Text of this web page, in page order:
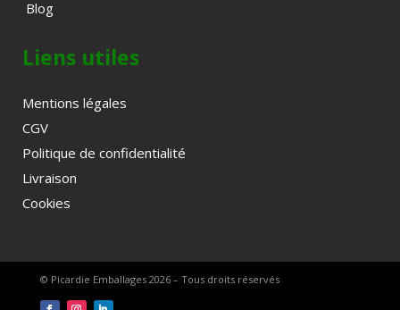
Blog
Liens utiles
Mentions légales
CGV
Politique de confidentialité
Livraison
Cookies
© Picardie Emballages 2026 – Tous droits réservés